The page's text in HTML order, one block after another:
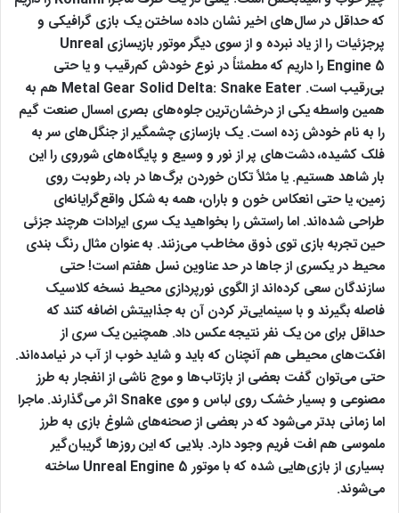
که حداقل در سال‌های اخیر نشان داده ساختن یک بازی گرافیکی و
پرجزئیات را از یاد نبرده و از سوی دیگر موتور بازیسازی Unreal
Engine 5 را داریم که مطمئناً در نوع خودش کم‌رقیب و یا حتی
بی‌رقیب است. Metal Gear Solid Delta: Snake Eater هم به
همین واسطه یکی از درخشان‌ترین جلوه‌های بصری امسال صنعت گیم
را به نام خودش زده است. یک بازسازی چشمگیر از جنگل‌های سر به
فلک کشیده‌، دشت‌های پر از نور و وسیع و پایگاه‌های شوروی را این
بار شاهد هستیم. یا مثلاً تکان خوردن برگ‌ها در باد، رطوبت روی
زمین، یا حتی انعکاس خون و باران، همه به شکل واقع‌گرایانه‌ای
طراحی شده‌اند. اما راستش را بخواهید یک سری ایرادات هرچند جزئی
حین تجربه بازی توی ذوق مخاطب می‌زنند. به عنوان مثال رنگ بندی
محیط در یکسری از جاها در حد عناوین نسل هفتم است! حتی
سازندگان سعی کرده‌اند از الگوی نورپردازی محیط نسخه کلاسیک
فاصله بگیرند و با سینمایی‌تر کردن آن به جذابیتش اضافه کنند که
حداقل برای من یک نفر نتیجه عکس داد. همچنین یک سری از
افکت‌های محیطی هم آنچنان که باید و شاید خوب از آب در نیامده‌اند.
حتی می‌توان گفت بعضی از بازتاب‌ها و موج ناشی از انفجار به طرز
مصنوعی و بسیار خشک روی لباس‌ و موی Snake اثر می‌گذارند. ماجرا
اما زمانی بدتر می‌شود که در بعضی از صحنه‌های شلوغ بازی به طرز
ملموسی هم افت فریم وجود دارد. بلایی که این روزها گریبان‌گیر
بسیاری از بازی‌هایی شده که با موتور Unreal Engine 5 ساخته
می‌شوند.